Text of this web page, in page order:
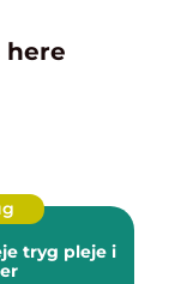
here
i